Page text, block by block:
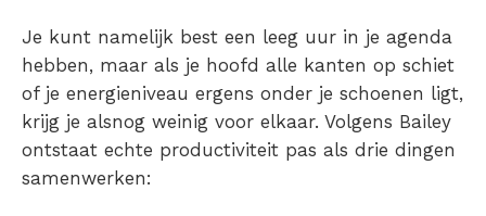
Je kunt namelijk best een leeg uur in je agenda
hebben, maar als je hoofd alle kanten op schiet
of je energieniveau ergens onder je schoenen ligt,
krijg je alsnog weinig voor elkaar. Volgens Bailey
ontstaat echte productiviteit pas als drie dingen
samenwerken: